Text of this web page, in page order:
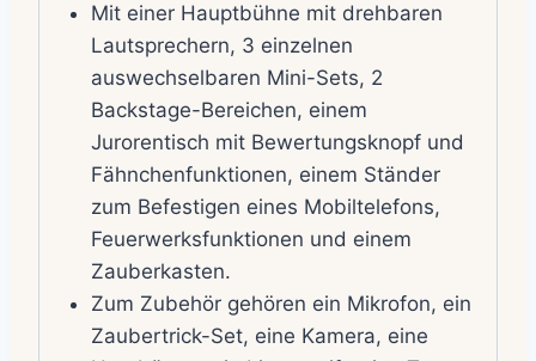
Mit einer Hauptbühne mit drehbaren
Lautsprechern, 3 einzelnen
auswechselbaren Mini-Sets, 2
Backstage-Bereichen, einem
Jurorentisch mit Bewertungsknopf und
Fähnchenfunktionen, einem Ständer
zum Befestigen eines Mobiltelefons,
Feuerwerksfunktionen und einem
Zauberkasten.
Zum Zubehör gehören ein Mikrofon, ein
Zaubertrick-Set, eine Kamera, eine